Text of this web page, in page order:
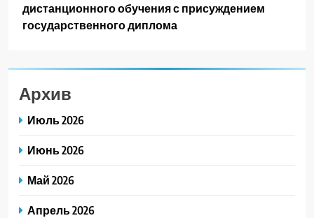
дистанционного обучения с присуждением
государственного диплома
Архив
Июль 2026
Июнь 2026
Май 2026
Апрель 2026